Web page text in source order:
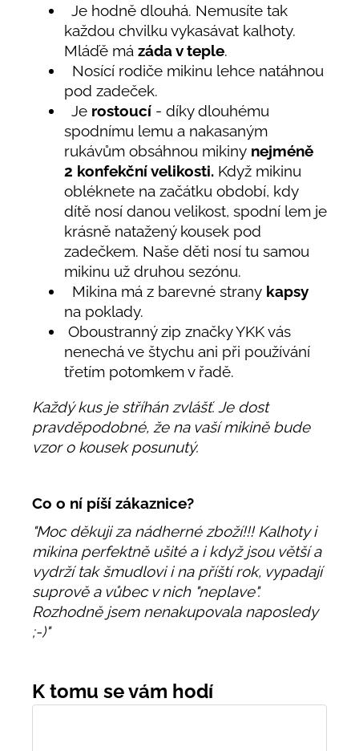
Je hodně dlouhá. Nemusíte tak
každou chvilku vykasávat kalhoty.
Mláďě má záda v teple.
Nosící rodiče mikinu lehce natáhnou
pod zadeček.
Je rostoucí - díky dlouhému
spodnímu lemu a nakasaným
rukávům obsáhnou mikiny nejméně
2 konfekční velikosti. Když mikinu
obléknete na začátku období, kdy
dítě nosí danou velikost, spodní lem je
krásně natažený kousek pod
zadečkem. Naše děti nosí tu samou
mikinu už druhou sezónu.
Mikina má z barevné strany kapsy
na poklady.
Oboustranný zip značky YKK vás
nenechá ve štychu ani při používání
třetím potomkem v řadě.
Každý kus je stříhán zvlášť. Je dost
pravděpodobné, že na vaší mikině bude
vzor o kousek posunutý.
Co o ní píší zákaznice?
"Moc děkuji za nádherné zboží!!! Kalhoty i
mikina perfektně ušité a i když jsou větší a
vydrží tak šmudlovi i na příští rok, vypadají
suprově a vůbec v nich "neplave".
Rozhodně jsem nenakupovala naposledy
;-)"